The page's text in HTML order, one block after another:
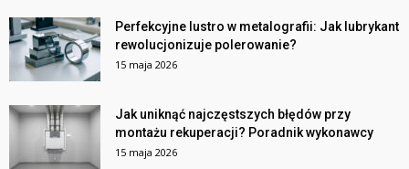
Perfekcyjne lustro w metalografii: Jak lubrykant
rewolucjonizuje polerowanie?
15 maja 2026
Jak uniknąć najczęstszych błędów przy
montażu rekuperacji? Poradnik wykonawcy
15 maja 2026